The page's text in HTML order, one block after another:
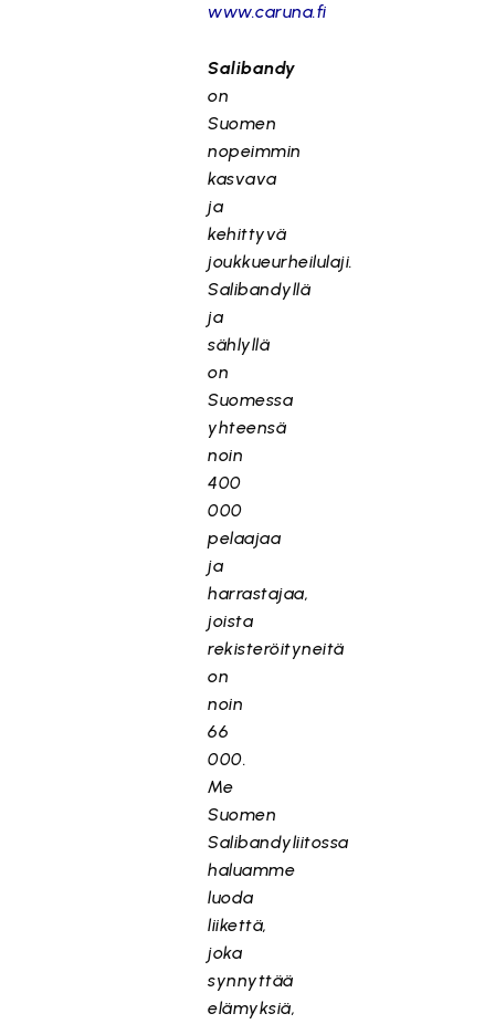
www.caruna.fi
Salibandy
on
Suomen
nopeimmin
kasvava
ja
kehittyvä
joukkueurheilulaji.
Salibandyllä
ja
sählyllä
on
Suomessa
yhteensä
noin
400
000
pelaajaa
ja
harrastajaa,
joista
rekisteröityneitä
on
noin
66
000.
Me
Suomen
Salibandyliitossa
haluamme
luoda
liikettä,
joka
synnyttää
elämyksiä,